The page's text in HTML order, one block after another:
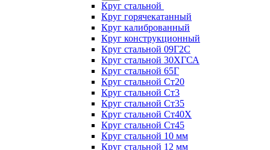
Круг стальной
Круг горячекатанный
Круг калиброванный
Круг конструкционный
Круг стальной 09Г2С
Круг стальной 30ХГСА
Круг стальной 65Г
Круг стальной Ст20
Круг стальной Ст3
Круг стальной Ст35
Круг стальной Ст40Х
Круг стальной Ст45
Круг стальной 10 мм
Круг стальной 12 мм